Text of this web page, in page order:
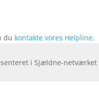
du kontakte vores Helpline.
i Sjældne-